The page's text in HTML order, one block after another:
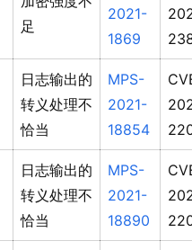
足
2021-
1869
日志输出的
转义处理不
恰当
MPS-
2021-
18854
日志输出的
转义处理不
恰当
MPS-
2021-
18890